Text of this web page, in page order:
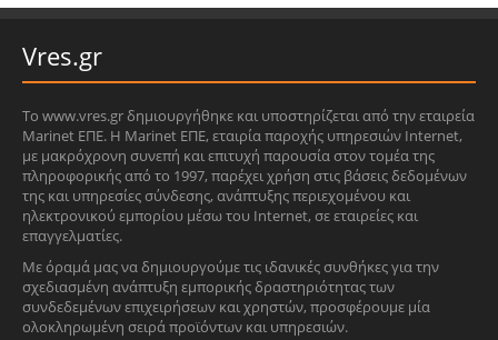
Vres.gr
Το www.vres.gr δημιουργήθηκε και υποστηρίζεται από την εταιρεία
Marinet ΕΠΕ. Η Marinet ΕΠΕ, εταιρία παροχής υπηρεσιών Internet,
με μακρόχρονη συνεπή και επιτυχή παρουσία στον τομέα της
πληροφορικής από το 1997, παρέχει χρήση στις βάσεις δεδομένων
της και υπηρεσίες σύνδεσης, ανάπτυξης περιεχομένου και
ηλεκτρονικού εμπορίου μέσω του Internet, σε εταιρείες και
επαγγελματίες.
Με όραμά μας να δημιουργούμε τις ιδανικές συνθήκες για την
σχεδιασμένη ανάπτυξη εμπορικής δραστηριότητας των
συνδεδεμένων επιχειρήσεων και χρηστών, προσφέρουμε μία
ολοκληρωμένη σειρά προϊόντων και υπηρεσιών.